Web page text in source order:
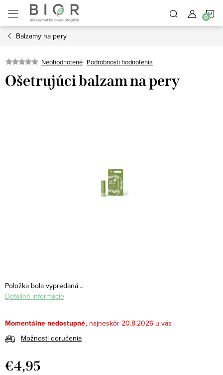
obsah
Balzamy na pery
Neohodnotené Podrobnosti hodnotenia
Ošetrujúci balzam na pery
Položka bola vypredaná…
Detailné informácie
Momentálne nedostupné
20.8.2026
Možnosti doručenia
€4,95